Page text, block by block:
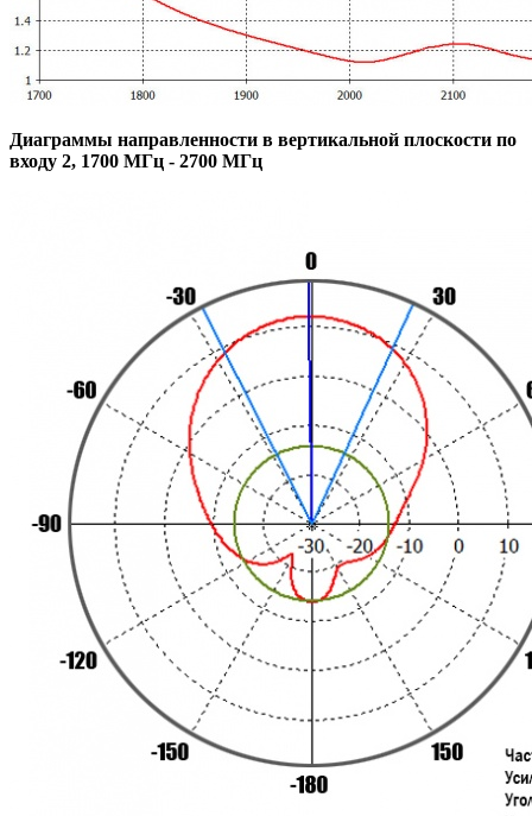
Диаграммы направленности в вертикальной плоскости по
входу 2, 1700 МГц - 2700 МГц